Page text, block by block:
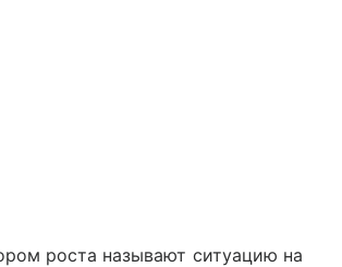
роста называют ситуацию на